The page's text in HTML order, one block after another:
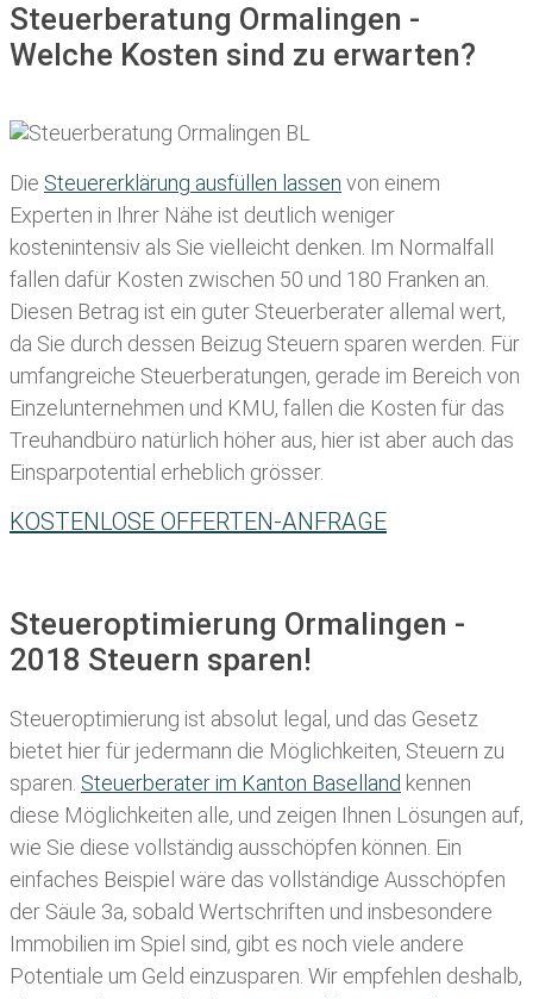
Steuerberatung Ormalingen -
Welche Kosten sind zu erwarten?
Die Steuererklärung ausfüllen lassen von einem
Experten in Ihrer Nähe ist deutlich weniger
kostenintensiv als Sie vielleicht denken. Im Normalfall
fallen dafür Kosten zwischen 50 und 180 Franken an.
Diesen Betrag ist ein guter Steuerberater allemal wert,
da Sie durch dessen Beizug Steuern sparen werden. Für
umfangreiche Steuerberatungen, gerade im Bereich von
Einzelunternehmen und KMU, fallen die Kosten für das
Treuhandbüro natürlich höher aus, hier ist aber auch das
Einsparpotential erheblich grösser.
KOSTENLOSE OFFERTEN-ANFRAGE
Steueroptimierung Ormalingen -
2018 Steuern sparen!
Steueroptimierung ist absolut legal, und das Gesetz
bietet hier für jedermann die Möglichkeiten, Steuern zu
sparen. Steuerberater im K anton Baselland kennen
diese Möglichkeiten alle, und zeigen Ihnen Lösungen auf,
wie Sie diese vollständig ausschöpfen können. Ein
einfaches Beispiel wäre das vollständige Ausschöpfen
der Säule 3a, sobald Wertschriften und insbesondere
Immobilien im Spiel sind, gibt es noch viele andere
Potentiale um Geld einzusparen. Wir empfehlen deshalb,